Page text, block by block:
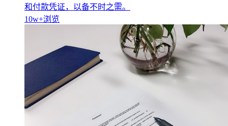
和付款凭证，以备不时之需。
10w+浏览